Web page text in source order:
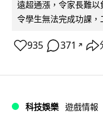
遠超通漲，令家長難以
令學生無法完成功課，
935 371 ↗
科技娛樂 遊戲情報